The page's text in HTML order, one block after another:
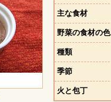
主な食材
野菜の食材の色
種類
季節
火と包丁